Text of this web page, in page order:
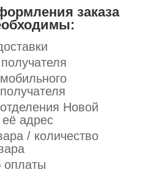
заказа
Новой
адрес
/ количество
оплаты